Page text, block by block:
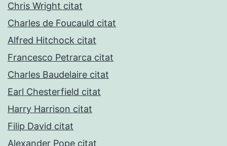
Chris Wright citat
Charles de Foucauld citat
Alfred Hitchock citat
Francesco Petrarca citat
Charles Baudelaire citat
Earl Chesterfield citat
Harry Harrison citat
Filip David citat
Alexander Pope citat